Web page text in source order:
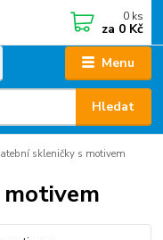
Menu
Hledat
0 ks
za 0 Kč
skleničky s motivem